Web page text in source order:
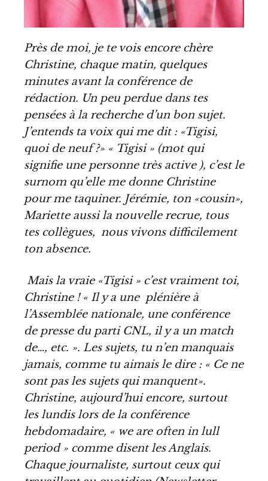
Près de moi, je te vois encore chère
Christine, chaque matin, quelques
minutes avant la conférence de
rédaction. Un peu perdue dans tes
pensées à la recherche d’un bon sujet.
J’entends ta voix qui me dit : «Tigisi,
quoi de neuf ?» « Tigisi » (mot qui
signifie une personne très active ), c’est le
surnom quelle me donne Christine
pour me taquiner. Jérémie, ton «cousin»,
Mariette aussi la nouvelle recrue, tous
tes collègues, nous vivons difficilement
ton absence.
Mais la vraie «Tigisi » c’est vraiment toi,
Christine ! « Il y a une plénière à
l’Assemblée nationale, une conférence
de presse du parti CNL, il y a un match
de…, etc. ». Les sujets, tu n’en manquais
jamais, comme tu aimais le dire : « Ce ne
sont pas les sujets qui manquent».
Christine, aujourd’hui encore, surtout
les lundis lors de la conférence
hebdomadaire, « we are often in lull
period » comme disent les Anglais.
Chaque journaliste, surtout ceux qui